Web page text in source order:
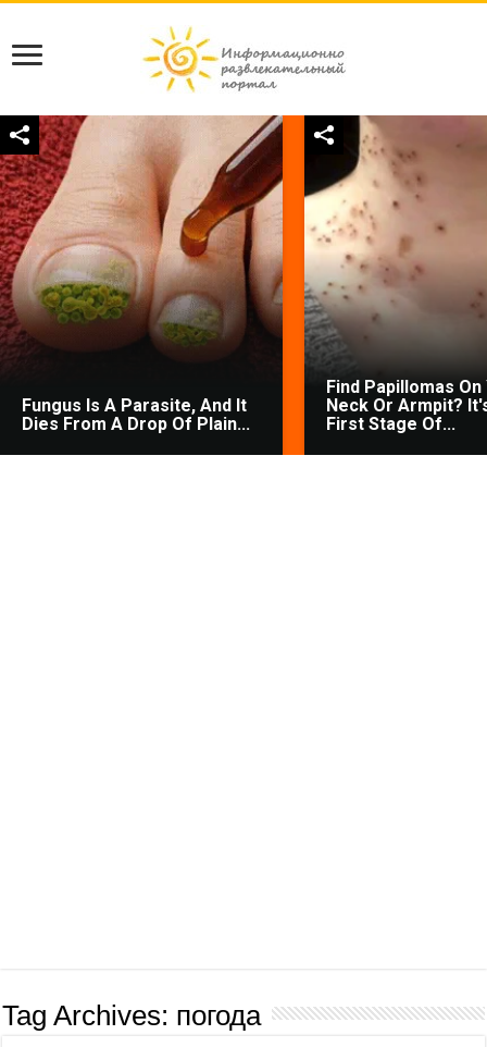
Fungus Is A Parasite, And It
Dies From A Drop Of Plain...
Find Papillomas On
Neck Or Armpit?
First Stage Of...
Tag Archives: погода